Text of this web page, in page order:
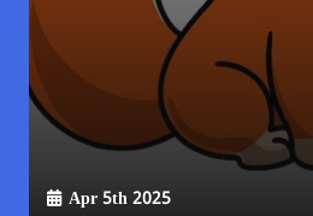
Apr 5th 2025